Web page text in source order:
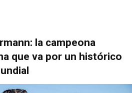
la campeona
que va por un histórico